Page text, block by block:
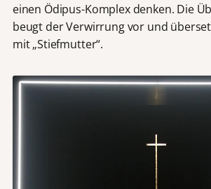
einen Ödipus-Komplex denken. Die
beugt der Verwirrung vor und
mit „Stiefmutter“.